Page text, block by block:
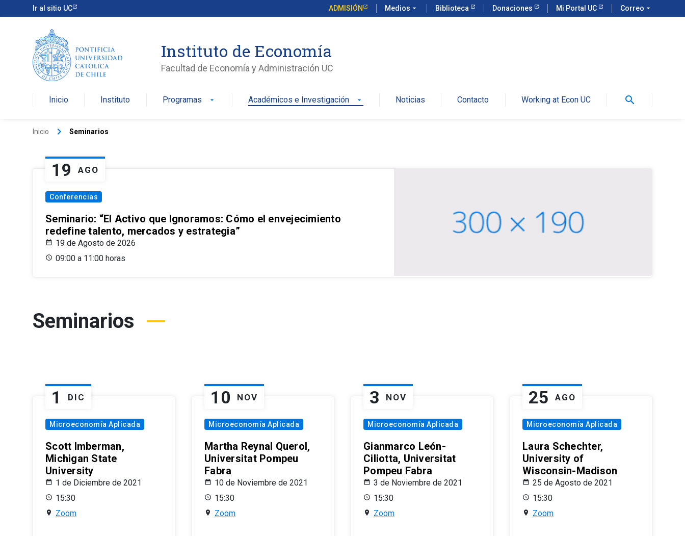
Ir al sitio UC ADMISIÓN Medios arrow_drop_down Biblioteca Donaciones Mi Portal UC Correo arrow_drop_down
Instituto de Economía
Facultad de Economía y Administración UC
Inicio Instituto Programas arrow_drop_down Académicos e Investigación arrow_drop_down Noticias Contacto Working at Econ UC search
Inicio keyboard_arrow_right Seminarios
19 AGO
Conferencias
Seminario: “El Activo que Ignoramos: Cómo el envejecimiento
redefine talento, mercados y estrategia”
19 de Agosto de 2026
09:00 a 11:00 horas
Seminarios
1 DIC
Microeconomía Aplicada
Scott Imberman,
Michigan State
University
1 de Diciembre de 2021
15:30
Zoom
10 NOV
Microeconomía Aplicada
Martha Reynal Querol,
Universitat Pompeu
Fabra
10 de Noviembre de 2021
15:30
Zoom
3 NOV
Microeconomía Aplicada
Gianmarco León-
Ciliotta, Universitat
Pompeu Fabra
3 de Noviembre de 2021
15:30
Zoom
25 AGO
Microeconomía Aplicada
Laura Schechter,
University of
Wisconsin-Madison
25 de Agosto de 2021
15:30
Zoom